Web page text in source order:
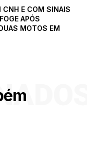
CNH E COM SINAIS
APÓS
MOTOS EM